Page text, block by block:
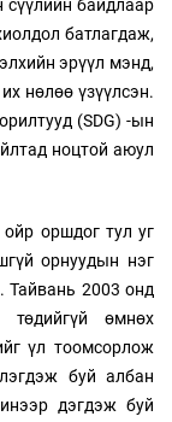
сүүлийн байдлаар
батлагдаж,
эрүүл мэнд,
нөлөө үзүүлсэн.
(SDG) -ын
ноцтой аюул
оршдог тул уг
орнуудын нэг
Тайвань 2003 онд
төдийгүй өмнөх
үл тоомсорлож
буй албан
дэгдэж буй